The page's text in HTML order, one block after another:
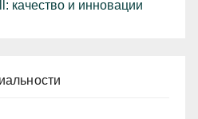
качество и инновации